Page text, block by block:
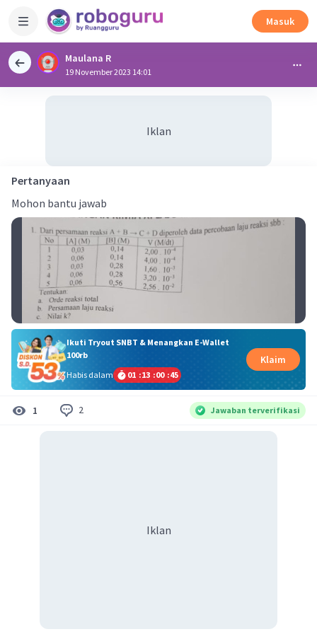
Masuk
Maulana R
19 November 2023 14:01
Iklan
Pertanyaan
Mohon bantu jawab
Ikuti Tryout SNBT & Menangkan E-Wallet
100rb
Habis dalam
01 :13 :00 :45
Klaim
1 2 Jawaban terverifikasi
Iklan